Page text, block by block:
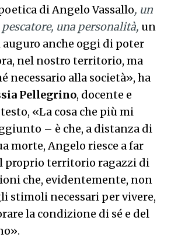
di Angelo Vassallo​, un
una personalità, ​un
anche oggi di poter
nel nostro territorio, ma
necessario alla società», ha
Pellegrino, docente e
«La cosa che più mi
– è che, a distanza di
morte, Angelo riesce a far
proprio territorio ragazzi di
che, evidentemente, non
stimoli necessari per vivere,
la condizione di sé e del